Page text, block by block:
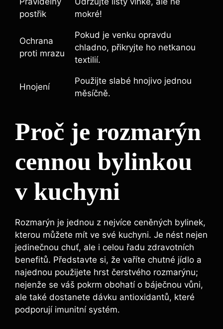
postřik
mokré!
Ochrana
proti mrazu
Pokud je venku opravdu
chladno, přikryjte ho netkanou
textilií.
Hnojení
Použijte slabé hnojivo jednou
měsíčně.
Proč je rozmarýn
cennou bylinkou
v kuchyni
Rozmarýn je jednou z nejvíce ceněných bylinek,
kterou můžete mít ve své kuchyni. Je nést nejen
jedinečnou chuť, ale i celou řadu zdravotních
benefitů. Představte si, že vaříte chutné jídlo a
najednou použijete hrst čerstvého rozmarýnu;
nejenže se váš pokrm obohatí o báječnou vůni,
ale také dostanete dávku antioxidantů, které
podporují imunitní systém.